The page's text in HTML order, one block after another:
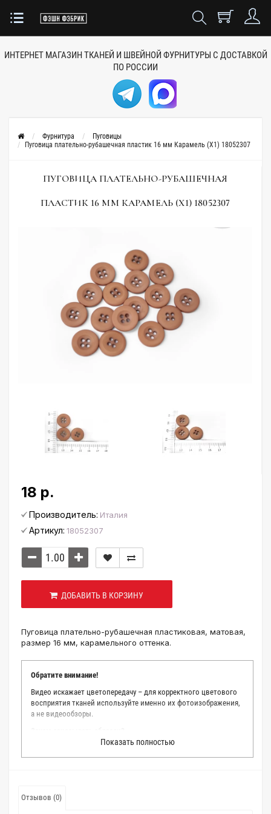
ИНТЕРНЕТ МАГАЗИН ТКАНЕЙ И ШВЕЙНОЙ ФУРНИТУРЫ С ДОСТАВКОЙ
ПО РОССИИ
Фурнитура
Пуговицы
Пуговица плательно-рубашечная пластик 16 мм Карамель (X1) 18052307
ПУГОВИЦА ПЛАТЕЛЬНО-РУБАШЕЧНАЯ
ПЛАСТИК 16 ММ КАРАМЕЛЬ (X1) 18052307
18 р.
Производитель: Италия
Артикул: 18052307
ДОБАВИТЬ В КОРЗИНУ
Пуговица плательно-рубашечная пластиковая, матовая,
размер 16 мм, карамельного оттенка.
Обратите внимание!
Видео искажает цветопередачу – для корректного цветового
восприятия тканей используйте именно их фотоизображения,
а не видеообзоры.
Мы делаем все возможное, чтобы точно описать цвет каждой
ткани из нашего каталога. Мы осматриваем и фотографируем
точное соответствие цветов из-за одного простого факта:
Показать полностью
Отзывов (0)